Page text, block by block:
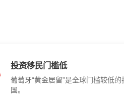
投资移民门槛低
葡萄牙“黄金居留”是全球门槛较低
国。